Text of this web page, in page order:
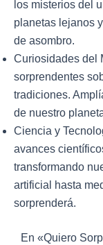
los misterios del
planetas lejanos
de asombro.
Curiosidades del
sorprendentes
tradiciones.
de nuestro
Ciencia y
avances
transformando
artificial hasta
sorprenderá.
En «Quiero